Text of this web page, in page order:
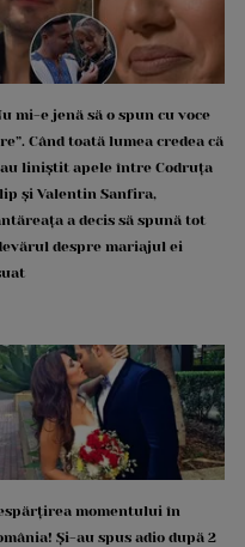
mi-e jenă să o spun cu voce
Când toată lumea credea că
liniștit apele între Codruța
și Valentin Sanfira,
a decis să spună tot
despre mariajul ei
momentului în
Și-au spus adio după 2